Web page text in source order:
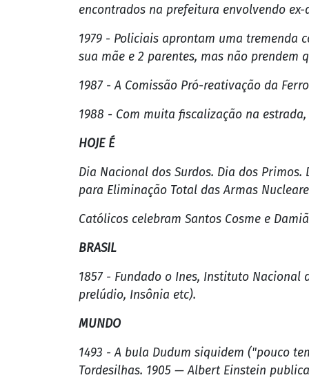
encontrados na prefeitura envolvendo
1979 - Policiais aprontam uma tremenda
sua mãe e 2 parentes, mas não prendem
1987 - A Comissão Pró-reativação da
1988 - Com muita fiscalização na
HOJE É
Dia Nacional dos Surdos. Dia dos
para Eliminação Total das Armas
Católicos celebram Santos Cosme e
BRASIL
1857 - Fundado o Ines, Instituto Nacional
prelúdio, Insônia etc).
MUNDO
1493 - A bula Dudum siquidem ("pouco
Tordesilhas. 1905 — Albert Einstein